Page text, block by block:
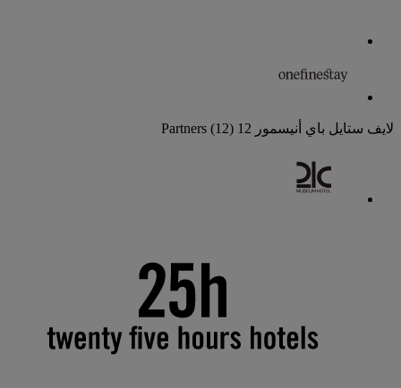
لايف ستايل باي أنيسمور 12 Partners
(12)